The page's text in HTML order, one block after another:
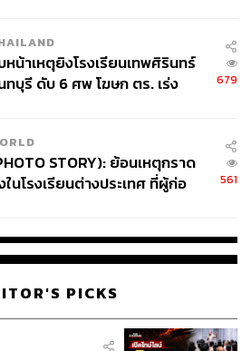
หน้าเหตุยิงโรงเรียนเทพศิรินทร์
ทบุรี ดับ 6 ศพ โฆษก ตร. เร่ง
679
STORY): ย้อนเหตุกราด
ในโรงเรียนต่างประเทศ ที่ผู้ก่อ
561
PICKS